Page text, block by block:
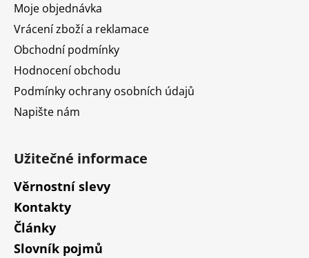
Moje objednávka
Vrácení zboží a reklamace
Obchodní podmínky
Hodnocení obchodu
Podmínky ochrany osobních údajů
Napište nám
Užitečné informace
Věrnostní slevy
Kontakty
Články
Slovník pojmů